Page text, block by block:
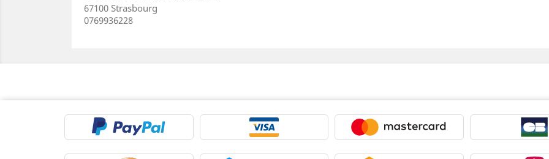
67100 Strasbourg
0769936228